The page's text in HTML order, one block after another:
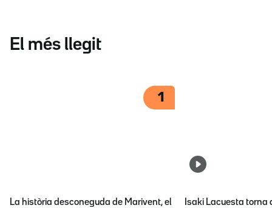
El més llegit
1
La història desconeguda de Marivent, el
Isaki Lacuesta torna